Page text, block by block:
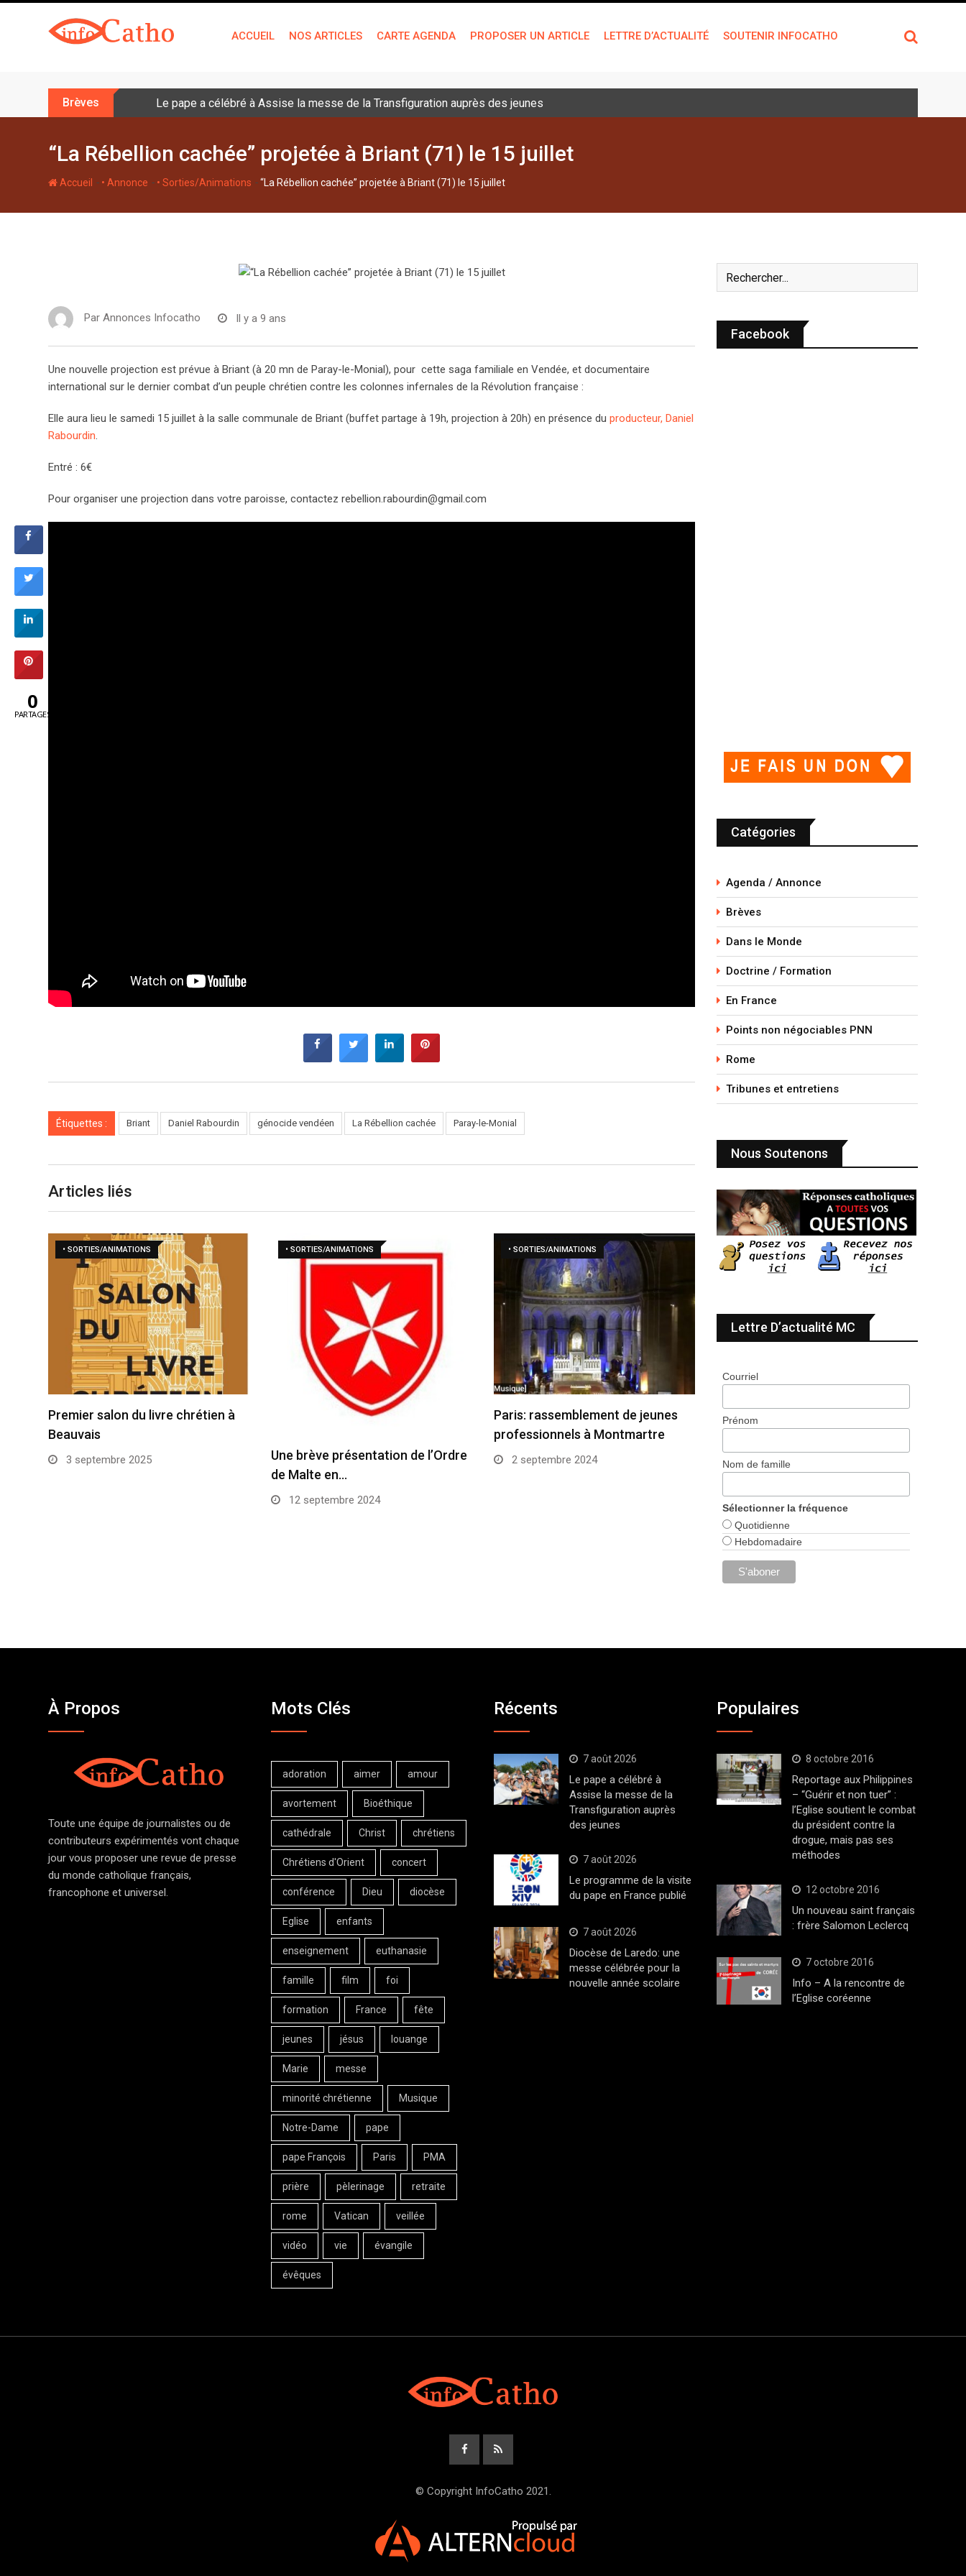
t
ACCUEIL NOS ARTICLES CARTE AGENDA PROPOSER UN ARTICLE LETTRE D’ACTUALITÉ SOUTENIR INFOCATHO
Brèves Le pape a célébré à Assise la messe de la Transfiguration auprès des jeunes
“La Rébellion cachée” projetée à Briant (71) le 15 juillet
Accueil - • Annonce - • Sorties/Animations -“La Rébellion cachée” projetée à Briant (71) le 15 juillet
Par Annonces Infocatho Il y a 9 ans
Une nouvelle projection est prévue à Briant (à 20 mn de Paray-le-Monial), pour cette saga familiale en Vendée, et documentaire
international sur le dernier combat d’un peuple chrétien contre les colonnes infernales de la Révolution française :
Elle aura lieu le samedi 15 juillet à la salle communale de Briant (buffet partage à 19h, projection à 20h) en présence du producteur, Daniel
Rabourdin.
Entré : 6€
Pour organiser une projection dans votre paroisse, contactez rebellion.rabourdin@gmail.com
Étiquettes : Briant Daniel Rabourdin génocide vendéen La Rébellion cachée Paray-le-Monial
Articles liés
• SORTIES/ANIMATIONS
Premier salon du livre chrétien à
Beauvais
3 septembre 2025
• SORTIES/ANIMATIONS
Une brève présentation de l’Ordre
de Malte en…
12 septembre 2024
• SORTIES/ANIMATIONS
Paris: rassemblement de jeunes
professionnels à Montmartre
2 septembre 2024
Facebook
Catégories
Agenda / Annonce
Brèves
Dans le Monde
Doctrine / Formation
En France
Points non négociables PNN
Rome
Tribunes et entretiens
Nous Soutenons
Lettre D’actualité MC
Courriel
Prénom
Nom de famille
Sélectionner la fréquence
Quotidienne
Hebdomadaire
À Propos
Toute une équipe de journalistes ou de
contributeurs expérimentés vont chaque
jour vous proposer une revue de presse
du monde catholique français,
francophone et universel.
Mots Clés
adoration aimer amour
avortement Bioéthique
cathédrale Christ chrétiens
Chrétiens d'Orient concert
conférence Dieu diocèse
Eglise enfants
enseignement euthanasie
famille film foi
formation France fête
jeunes jésus louange
Marie messe
minorité chrétienne Musique
Notre-Dame pape
pape François Paris PMA
prière pèlerinage retraite
rome Vatican veillée
vidéo vie évangile
évêques
Récents
7 août 2026
Le pape a célébré à
Assise la messe de la
Transfiguration auprès
des jeunes
7 août 2026
Le programme de la visite
du pape en France publié
7 août 2026
Diocèse de Laredo: une
messe célébrée pour la
nouvelle année scolaire
Populaires
8 octobre 2016
Reportage aux Philippines
– “Guérir et non tuer” :
l’Eglise soutient le combat
du président contre la
drogue, mais pas ses
méthodes
12 octobre 2016
Un nouveau saint français
: frère Salomon Leclercq
7 octobre 2016
Info – A la rencontre de
l’Eglise coréenne
© Copyright InfoCatho 2021.
0
PARTAGES